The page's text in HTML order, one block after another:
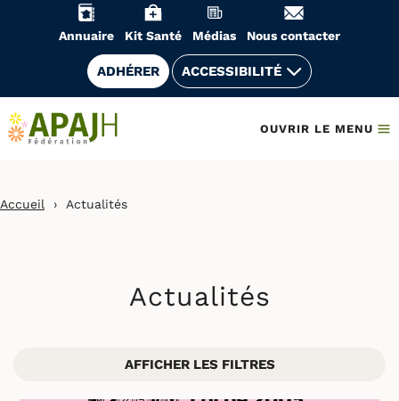
Annuaire Kit Santé Médias Nous contacter
ADHÉRER ACCESSIBILITÉ
OUVRIR LE MENU
Accueil › Actualités
Actualités
AFFICHER LES FILTRES